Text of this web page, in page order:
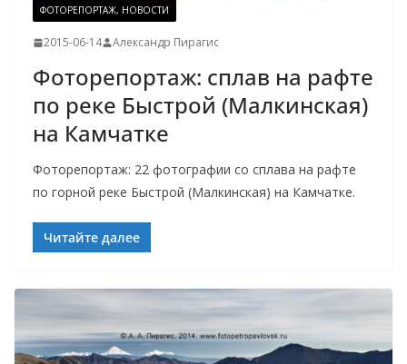
ФОТОРЕПОРТАЖ, НОВОСТИ
2015-06-14 Александр Пирагис
Фоторепортаж: сплав на рафте
по реке Быстрой (Малкинская)
на Камчатке
Фоторепортаж: 22 фотографии со сплава на рафте
по горной реке Быстрой (Малкинская) на Камчатке.
Читайте далее